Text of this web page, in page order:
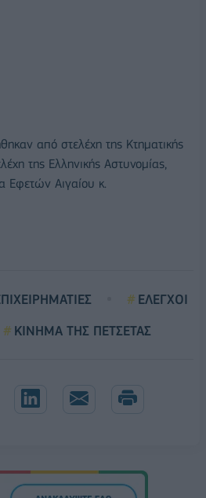
από στελέχη της Κτηματικής
της Ελληνικής Αστυνομίας,
Εφετών Αιγαίου κ.
ΕΛΕΓΧΟΙ
ΚΙΝΗΜΑ ΤΗΣ ΠΕΤΣΕΤΑΣ